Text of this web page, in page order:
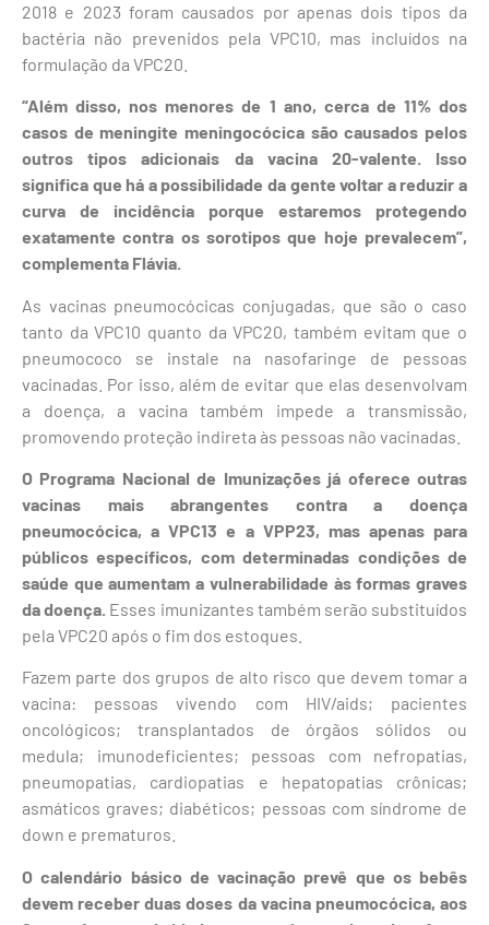
2018 e 2023 foram causados por apenas dois tipos da
bactéria não prevenidos pela VPC10, mas incluídos na
formulação da VPC20.
“Além disso, nos menores de 1 ano, cerca de 11% dos
casos de meningite meningocócica são causados pelos
outros tipos adicionais da vacina 20-valente. Isso
significa que há a possibilidade da gente voltar a reduzir a
curva de incidência porque estaremos protegendo
exatamente contra os sorotipos que hoje prevalecem”,
complementa Flávia.
As vacinas pneumocócicas conjugadas, que são o caso
tanto da VPC10 quanto da VPC20, também evitam que o
pneumococo se instale na nasofaringe de pessoas
vacinadas. Por isso, além de evitar que elas desenvolvam
a doença, a vacina também impede a transmissão,
promovendo proteção indireta às pessoas não vacinadas.
O Programa Nacional de Imunizações já oferece outras
vacinas mais abrangentes contra a doença
pneumocócica, a VPC13 e a VPP23, mas apenas para
públicos específicos, com determinadas condições de
saúde que aumentam a vulnerabilidade às formas graves
da doença. Esses imunizantes também serão substituídos
pela VPC20 após o fim dos estoques.
Fazem parte dos grupos de alto risco que devem tomar a
vacina: pessoas vivendo com HIV/aids; pacientes
oncológicos; transplantados de órgãos sólidos ou
medula; imunodeficientes; pessoas com nefropatias,
pneumopatias, cardiopatias e hepatopatias crônicas;
asmáticos graves; diabéticos; pessoas com síndrome de
down e prematuros.
O calendário básico de vacinação prevê que os bebês
devem receber duas doses da vacina pneumocócica, aos